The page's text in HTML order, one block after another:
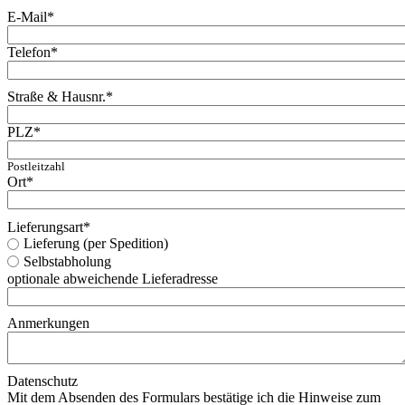
E-Mail*
Telefon*
Straße & Hausnr.*
PLZ*
Postleitzahl
Ort*
Lieferungsart*
Lieferung (per Spedition)
Selbstabholung
optionale abweichende Lieferadresse
Anmerkungen
Datenschutz
Mit dem Absenden des Formulars bestätige ich die Hinweise zum